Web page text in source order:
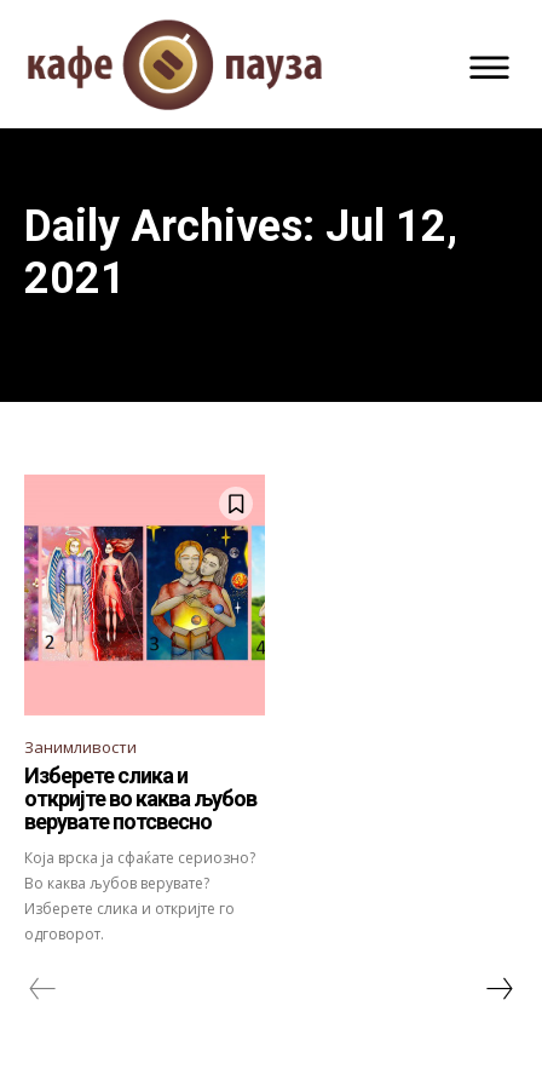
Daily Archives: Jul 12,
2021
Занимливости
Изберете слика и
откријте во каква љубов
верувате потсвесно
Која врска ја сфаќате сериозно?
Во каква љубов верувате?
Изберете слика и откријте го
одговорот.